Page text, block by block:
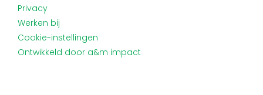
Privacy
Werken bij
Cookie-instellingen
Ontwikkeld door a&m impact